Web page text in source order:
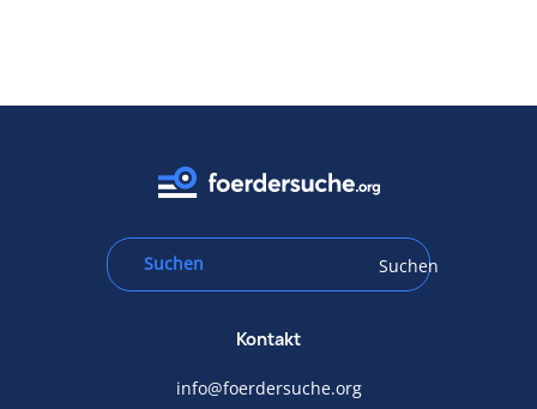
Suchen
Kontakt
info@foerdersuche.org